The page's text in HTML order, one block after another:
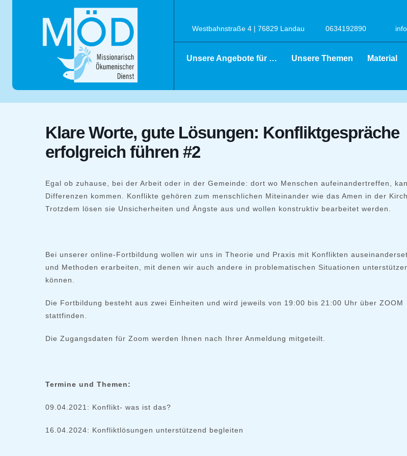
Westbahnstraße 4 | 76829 Landau 0634192890
Unsere Angebote für … Unsere Themen Material
Klare Worte, gute Lösungen: Konfliktgespräche
erfolgreich führen #2
Egal ob zuhause, bei der Arbeit oder in der Gemeinde: dort wo Menschen aufeinandertreffen,
Differenzen kommen. Konflikte gehören zum menschlichen Miteinander wie das Amen in der
Trotzdem lösen sie Unsicherheiten und Ängste aus und wollen konstruktiv bearbeitet werden.
Bei unserer online-Fortbildung wollen wir uns in Theorie und Praxis mit Konflikten
und Methoden erarbeiten, mit denen wir auch andere in problematischen Situationen
können.
Die Fortbildung besteht aus zwei Einheiten und wird jeweils von 19:00 bis 21:00 Uhr über ZOOM
stattfinden.
Die Zugangsdaten für Zoom werden Ihnen nach Ihrer Anmeldung mitgeteilt.
Termine und Themen:
09.04.2021: Konflikt- was ist das?
16.04.2024: Konfliktlösungen unterstützend begleiten